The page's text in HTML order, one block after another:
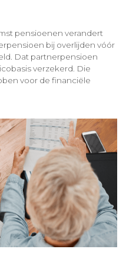
pensioenen verandert
bij overlijden vóór
Dat partnerpensioen
verzekerd. Die
voor de financiële